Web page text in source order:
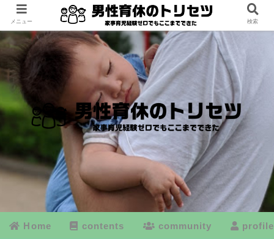
Home contents community profile
メニュー 検索